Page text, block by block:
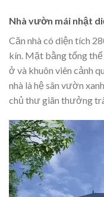
Nhà vườn mái nhật
Căn nhà có diện tích
kín. Mặt bằng tổng thể
ở và khuôn viên cảnh
nhà là hệ sân vườn
chủ thư giãn thưởng